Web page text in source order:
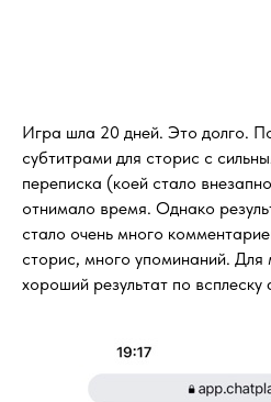
Игра шла 20 дней. Это долго.
субтитрами для сторис с
переписка (коей стало
отнимало время. Однако
стало очень много
сторис, много упоминаний. Для
хороший результат по всплеску